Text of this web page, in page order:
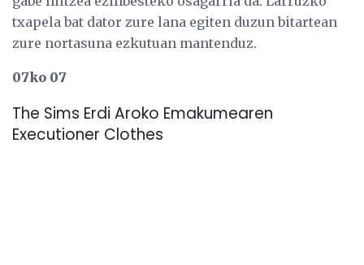
txapela bat dator zure lana egiten duzun bitartean
zure nortasuna ezkutuan mantenduz.
07ko 07
The Sims Erdi Aroko Emakumearen
Executioner Clothes